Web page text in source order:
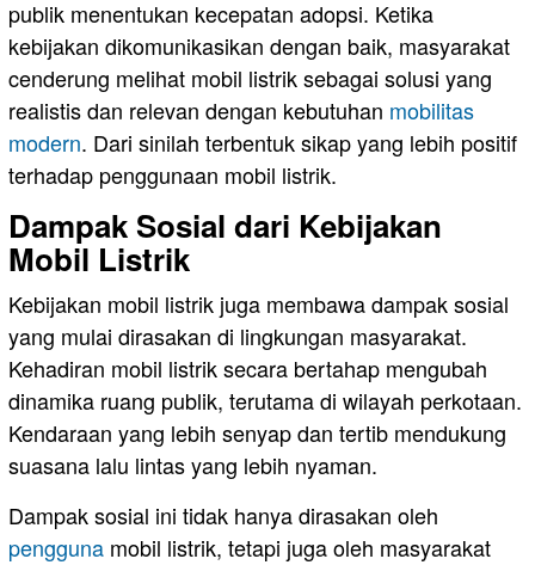
publik menentukan kecepatan adopsi. Ketika
kebijakan dikomunikasikan dengan baik, masyarakat
cenderung melihat mobil listrik sebagai solusi yang
realistis dan relevan dengan kebutuhan mobilitas
modern. Dari sinilah terbentuk sikap yang lebih positif
terhadap penggunaan mobil listrik.
Dampak Sosial dari Kebijakan
Mobil Listrik
Kebijakan mobil listrik juga membawa dampak sosial
yang mulai dirasakan di lingkungan masyarakat.
Kehadiran mobil listrik secara bertahap mengubah
dinamika ruang publik, terutama di wilayah perkotaan.
Kendaraan yang lebih senyap dan tertib mendukung
suasana lalu lintas yang lebih nyaman.
Dampak sosial ini tidak hanya dirasakan oleh
pengguna mobil listrik, tetapi juga oleh masyarakat